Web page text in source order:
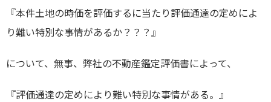
『本件土地の時価を評価するに当たり評価通達の定めによ
り難い特別な事情があるか？？？』
について、無事、弊社の不動産鑑定評価書によって、
『評価通達の定めにより難い特別な事情がある。』